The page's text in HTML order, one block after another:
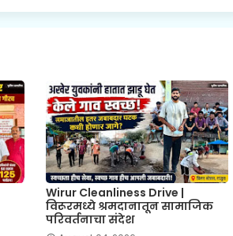
Wirur Cleanliness Drive |
विरूरमध्ये श्रमदानातून सामाजिक
परिवर्तनाचा संदेश